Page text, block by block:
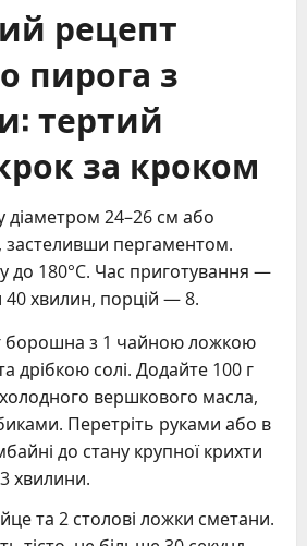
рецепт
пирога з
тертий
за кроком
діаметром 24–26 см або
застеливши пергаментом.
до 180°C. Час приготування —
40 хвилин, порцій — 8.
борошна з 1 чайною ложкою
дрібкою солі. Додайте 100 г
вершкового масла,
Перетріть руками або в
до стану крупної крихти
хвилини.
та 2 столові ложки сметани.